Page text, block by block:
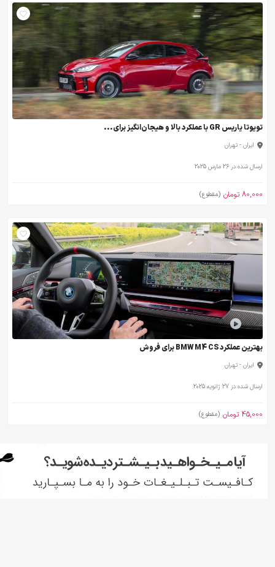
تویوتا یاریس GR با عملکرد بالا و هیجان‌انگیز برای...
ایران - تهران
ارسال شده در 26 مارس 2025
80,000 تومان (مقطوع)
بهترین عملکرد BMW M4 CS برای فروش
ایران - تهران
ارسال شده در 27 ژانویه 2025
45,000 تومان (مقطوع)